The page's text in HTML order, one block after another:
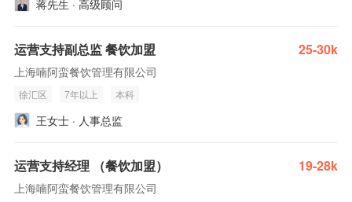
蒋先生 · 高级顾问
运营支持副总监 餐饮加盟 25-30k
上海喃阿蛮餐饮管理有限公司
徐汇区 7年以上 本科
王女士 · 人事总监
运营支持经理 （餐饮加盟） 19-28k
上海喃阿蛮餐饮管理有限公司